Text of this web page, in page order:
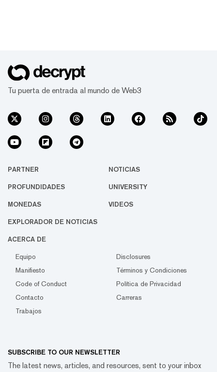
Tu puerta de entrada al mundo de Web3
PARTNER NOTICIAS
PROFUNDIDADES UNIVERSITY
MONEDAS VIDEOS
EXPLORADOR DE NOTICIAS
ACERCA DE
Equipo
Disclosures
Manifiesto
Términos y Condiciones
Code of Conduct
Política de Privacidad
Contacto
Carreras
Trabajos
SUBSCRIBE TO OUR NEWSLETTER
The latest news, articles, and resources, sent to your inbox